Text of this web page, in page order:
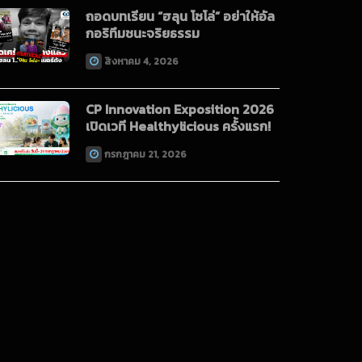
ถอดบทเรียน “ฮลุน โซโล่” อย่าให้อัล
กอริทึมชนะจริยธรรม
สิงหาคม 4, 2026
CP Innovation Exposition 2026
เปิดเวที Healthylicious ครั้งแรก!
กรกฎาคม 21, 2026